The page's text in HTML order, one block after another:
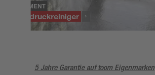
SORTIMENT
Hochdruckreiniger
5 Jahre Garantie auf toom Eigenmarken